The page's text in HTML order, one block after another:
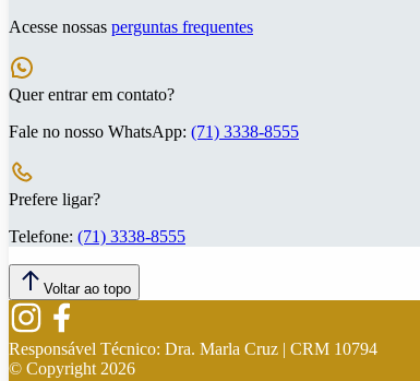
Acesse nossas perguntas frequentes
Quer entrar em contato?
Fale no nosso WhatsApp: (71) 3338-8555
Prefere ligar?
Telefone: (71) 3338-8555
Voltar ao topo
Responsável Técnico: Dra. Marla Cruz | CRM 10794
© Copyright 2026